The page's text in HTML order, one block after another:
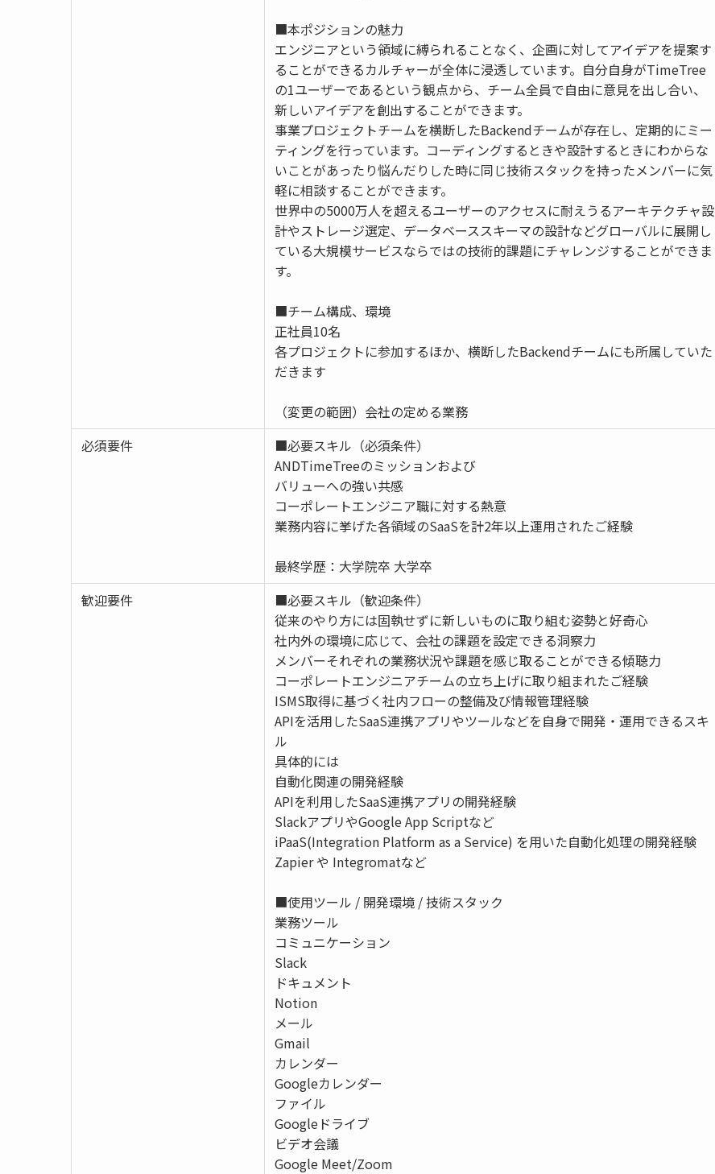
■本ポジションの魅力
エンジニアという領域に縛られることなく、企画に対してアイデアを提案す
ることができるカルチャーが全体に浸透しています。自分自身がTimeTree
の1ユーザーであるという観点から、チーム全員で自由に意見を出し合い、
新しいアイデアを創出することができます。
事業プロジェクトチームを横断したBackendチームが存在し、定期的にミー
ティングを行っています。コーディングするときや設計するときにわからな
いことがあったり悩んだりした時に同じ技術スタックを持ったメンバーに気
軽に相談することができます。
世界中の5000万人を超えるユーザーのアクセスに耐えうるアーキテクチャ設
計やストレージ選定、データベーススキーマの設計などグローバルに展開し
ている大規模サービスならではの技術的課題にチャレンジすることができま
す。
■チーム構成、環境
正社員10名
各プロジェクトに参加するほか、横断したBackendチームにも所属していた
だきます
（変更の範囲）会社の定める業務
必須要件
■必要スキル（必須条件）
ANDTimeTreeのミッションおよび
バリューへの強い共感
コーポレートエンジニア職に対する熱意
業務内容に挙げた各領域のSaaSを計2年以上運用されたご経験
最終学歴：大学院卒 大学卒
歓迎要件
■必要スキル（歓迎条件）
従来のやり方には固執せずに新しいものに取り組む姿勢と好奇心
社内外の環境に応じて、会社の課題を設定できる洞察力
メンバーそれぞれの業務状況や課題を感じ取ることができる傾聴力
コーポレートエンジニアチームの立ち上げに取り組まれたご経験
ISMS取得に基づく社内フローの整備及び情報管理経験
APIを活用したSaaS連携アプリやツールなどを自身で開発・運用できるスキ
ル
具体的には
自動化関連の開発経験
APIを利用したSaaS連携アプリの開発経験
SlackアプリやGoogle App Scriptなど
iPaaS(Integration Platform as a Service) を用いた自動化処理の開発経験
Zapier や Integromatなど
■使用ツール / 開発環境 / 技術スタック
業務ツール
コミュニケーション
Slack
ドキュメント
Notion
メール
Gmail
カレンダー
Googleカレンダー
ファイル
Googleドライブ
ビデオ会議
Google Meet/Zoom